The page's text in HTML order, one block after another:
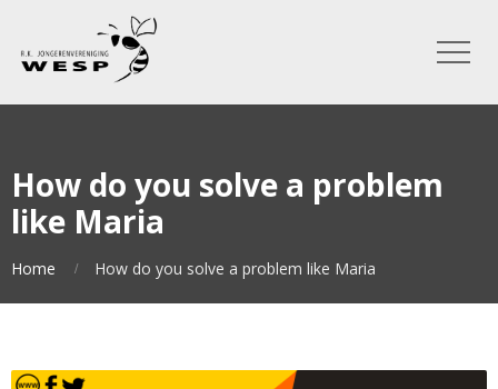
How do you solve a problem
like Maria
Home How do you solve a problem like Maria